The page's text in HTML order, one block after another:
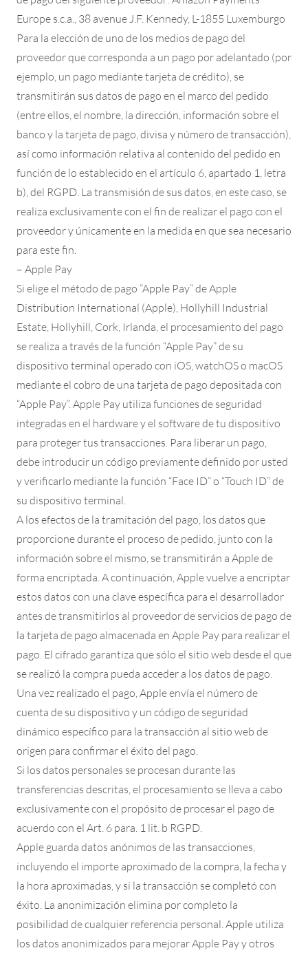
Europe s.c.a., 38 avenue J.F. Kennedy, L-1855 Luxemburgo
Para la elección de uno de los medios de pago del
proveedor que corresponda a un pago por adelantado (por
ejemplo, un pago mediante tarjeta de crédito), se
transmitirán sus datos de pago en el marco del pedido
(entre ellos, el nombre, la dirección, información sobre el
banco y la tarjeta de pago, divisa y número de transacción),
así como información relativa al contenido del pedido en
función de lo establecido en el artículo 6, apartado 1, letra
b), del RGPD. La transmisión de sus datos, en este caso, se
realiza exclusivamente con el fin de realizar el pago con el
proveedor y únicamente en la medida en que sea necesario
para este fin.
– Apple Pay
Si elige el método de pago “Apple Pay” de Apple
Distribution International (Apple), Hollyhill Industrial
Estate, Hollyhill, Cork, Irlanda, el procesamiento del pago
se realiza a través de la función “Apple Pay” de su
dispositivo terminal operado con iOS, watchOS o macOS
mediante el cobro de una tarjeta de pago depositada con
“Apple Pay”. Apple Pay utiliza funciones de seguridad
integradas en el hardware y el software de tu dispositivo
para proteger tus transacciones. Para liberar un pago,
debe introducir un código previamente definido por usted
y verificarlo mediante la función “Face ID” o “Touch ID” de
su dispositivo terminal.
A los efectos de la tramitación del pago, los datos que
proporcione durante el proceso de pedido, junto con la
información sobre el mismo, se transmitirán a Apple de
forma encriptada. A continuación, Apple vuelve a encriptar
estos datos con una clave específica para el desarrollador
antes de transmitirlos al proveedor de servicios de pago de
la tarjeta de pago almacenada en Apple Pay para realizar el
pago. El cifrado garantiza que sólo el sitio web desde el que
se realizó la compra pueda acceder a los datos de pago.
Una vez realizado el pago, Apple envía el número de
cuenta de su dispositivo y un código de seguridad
dinámico específico para la transacción al sitio web de
origen para confirmar el éxito del pago.
Si los datos personales se procesan durante las
transferencias descritas, el procesamiento se lleva a cabo
exclusivamente con el propósito de procesar el pago de
acuerdo con el Art. 6 para. 1 lit. b RGPD.
Apple guarda datos anónimos de las transacciones,
incluyendo el importe aproximado de la compra, la fecha y
la hora aproximadas, y si la transacción se completó con
éxito. La anonimización elimina por completo la
posibilidad de cualquier referencia personal. Apple utiliza
los datos anonimizados para mejorar Apple Pay y otros